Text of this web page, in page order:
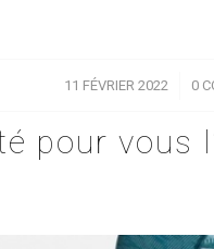
11 FÉVRIER 2022
/ 0
pour vous